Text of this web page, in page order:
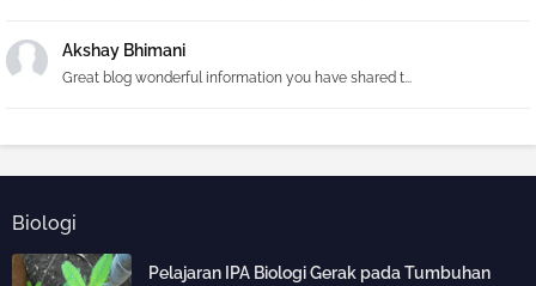
Akshay Bhimani
Great blog wonderful information you have shared t...
Biologi
Pelajaran IPA Biologi Gerak pada Tumbuhan